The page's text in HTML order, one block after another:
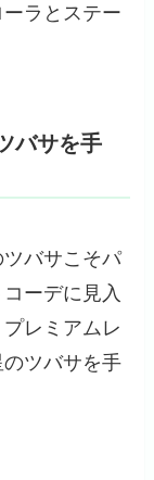
ラとステー
バサを手
バサこそパ
ーデに見入
レミアムレ
ツバサを手